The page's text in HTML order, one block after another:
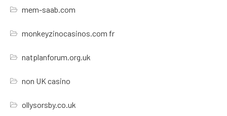
mem-saab.com
monkeyzinocasinos.com fr
natplanforum.org.uk
non UK casino
ollysorsby.co.uk